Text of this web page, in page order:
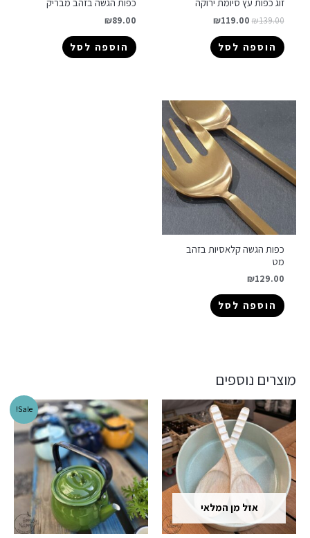
זוג כפות עץ סיומת ירוקה
₪139.00
₪119.00
הוספה לסל
כפות הגשה בזהב מבריק
₪89.00
הוספה לסל
כפות הגשה קלאסיות בזהב
מט
₪129.00
הוספה לסל
מוצרים נוספים
אזל מן המלאי
Sale!